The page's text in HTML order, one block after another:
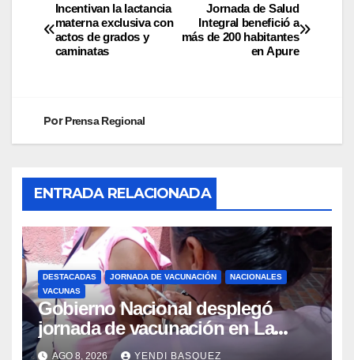
Jornada de Salud
Integral benefició a
más de 200 habitantes
en Apure
Incentivan la lactancia
materna exclusiva con
actos de grados y
caminatas
PorPrensa Regional
ENTRADA RELACIONADA
DESTACADAS JORNADA DE VACUNACIÓN
NACIONALES
VACUNAS
Gobierno Nacional desplegó
jornada de vacunación en La
Guaira para garantizar protección
AGO 8, 2026 YENDI BASQUEZ